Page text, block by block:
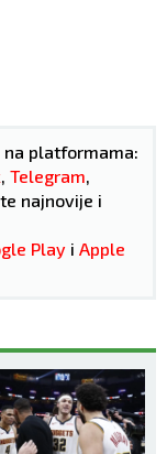
platformama:
Telegram
najnovije i
Play i Apple